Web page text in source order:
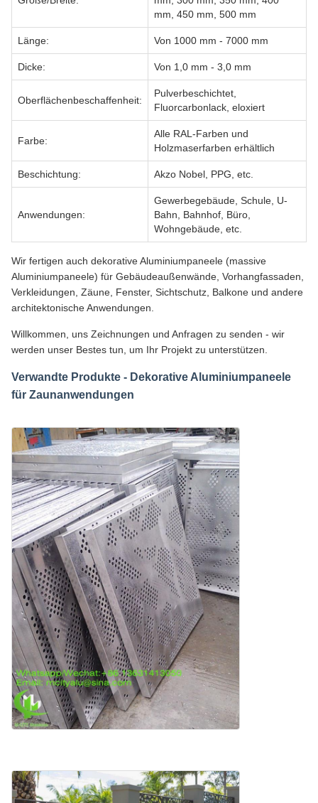
mm, 450 mm, 500 mm
Länge: Von 1000 mm - 7000 mm
Dicke: Von 1,0 mm - 3,0 mm
Oberflächenbeschaffenheit:
Pulverbeschichtet,
Fluorcarbonlack, eloxiert
Farbe:
Alle RAL-Farben und
Holzmaserfarben erhältlich
Beschichtung: Akzo Nobel, PPG, etc.
Anwendungen:
Gewerbegebäude, Schule, U-
Bahn, Bahnhof, Büro,
Wohngebäude, etc.
Wir fertigen auch dekorative Aluminiumpaneele (massive
Aluminiumpaneele) für Gebäudeaußenwände, Vorhangfassaden,
Verkleidungen, Zäune, Fenster, Sichtschutz, Balkone und andere
architektonische Anwendungen.
Willkommen, uns Zeichnungen und Anfragen zu senden - wir
werden unser Bestes tun, um Ihr Projekt zu unterstützen.
Verwandte Produkte - Dekorative Aluminiumpaneele
für Zaunanwendungen